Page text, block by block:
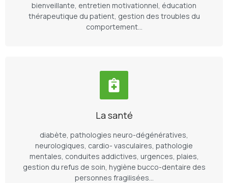
bienveillante, entretien motivationnel, éducation
thérapeutique du patient, gestion des troubles du
comportement…
La santé
diabète, pathologies neuro-dégénératives,
neurologiques, cardio- vasculaires, pathologie
mentales, conduites addictives, urgences, plaies,
gestion du refus de soin, hygiène bucco-dentaire des
personnes fragilisées…